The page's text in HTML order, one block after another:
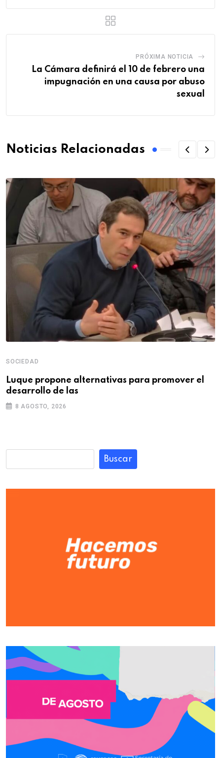
PRÓXIMA NOTICIA
La Cámara definirá el 10 de febrero una
impugnación en una causa por abuso
sexual
Noticias Relacionadas
SOCIEDAD
Luque propone alternativas para promover el
desarrollo de las
8 AGOSTO, 2026
Buscar